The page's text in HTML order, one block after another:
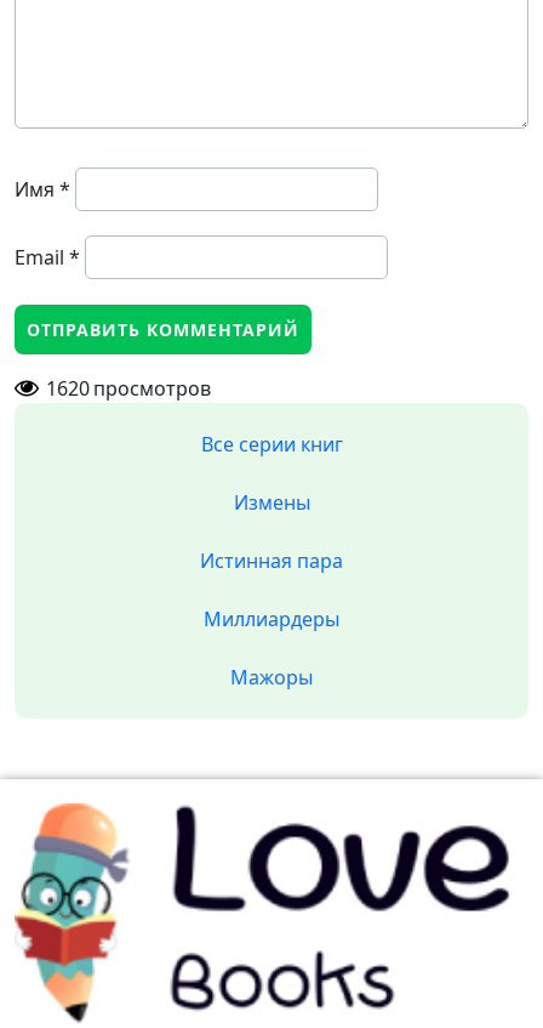
Имя *
Email *
1620просмотров
Все серии книг
Измены
Истинная пара
Миллиардеры
Мажоры